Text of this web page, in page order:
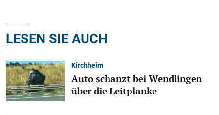
LESEN SIE AUCH
Kirchheim
Auto schanzt bei Wendlingen
über die Leitplanke